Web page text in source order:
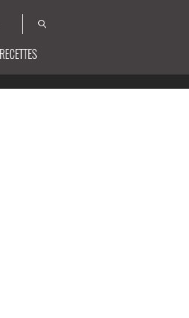
RECETTES